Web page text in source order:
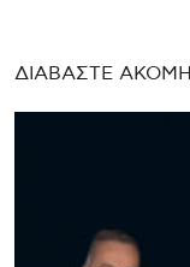
ΔΙΑΒΑΣΤΕ ΑΚΟΜΗ